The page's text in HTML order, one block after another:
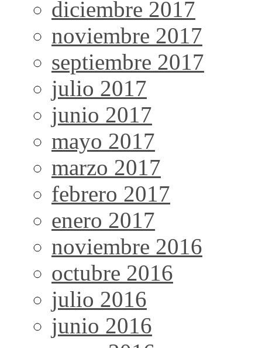
diciembre 2017
noviembre 2017
septiembre 2017
julio 2017
junio 2017
mayo 2017
marzo 2017
febrero 2017
enero 2017
noviembre 2016
octubre 2016
julio 2016
junio 2016